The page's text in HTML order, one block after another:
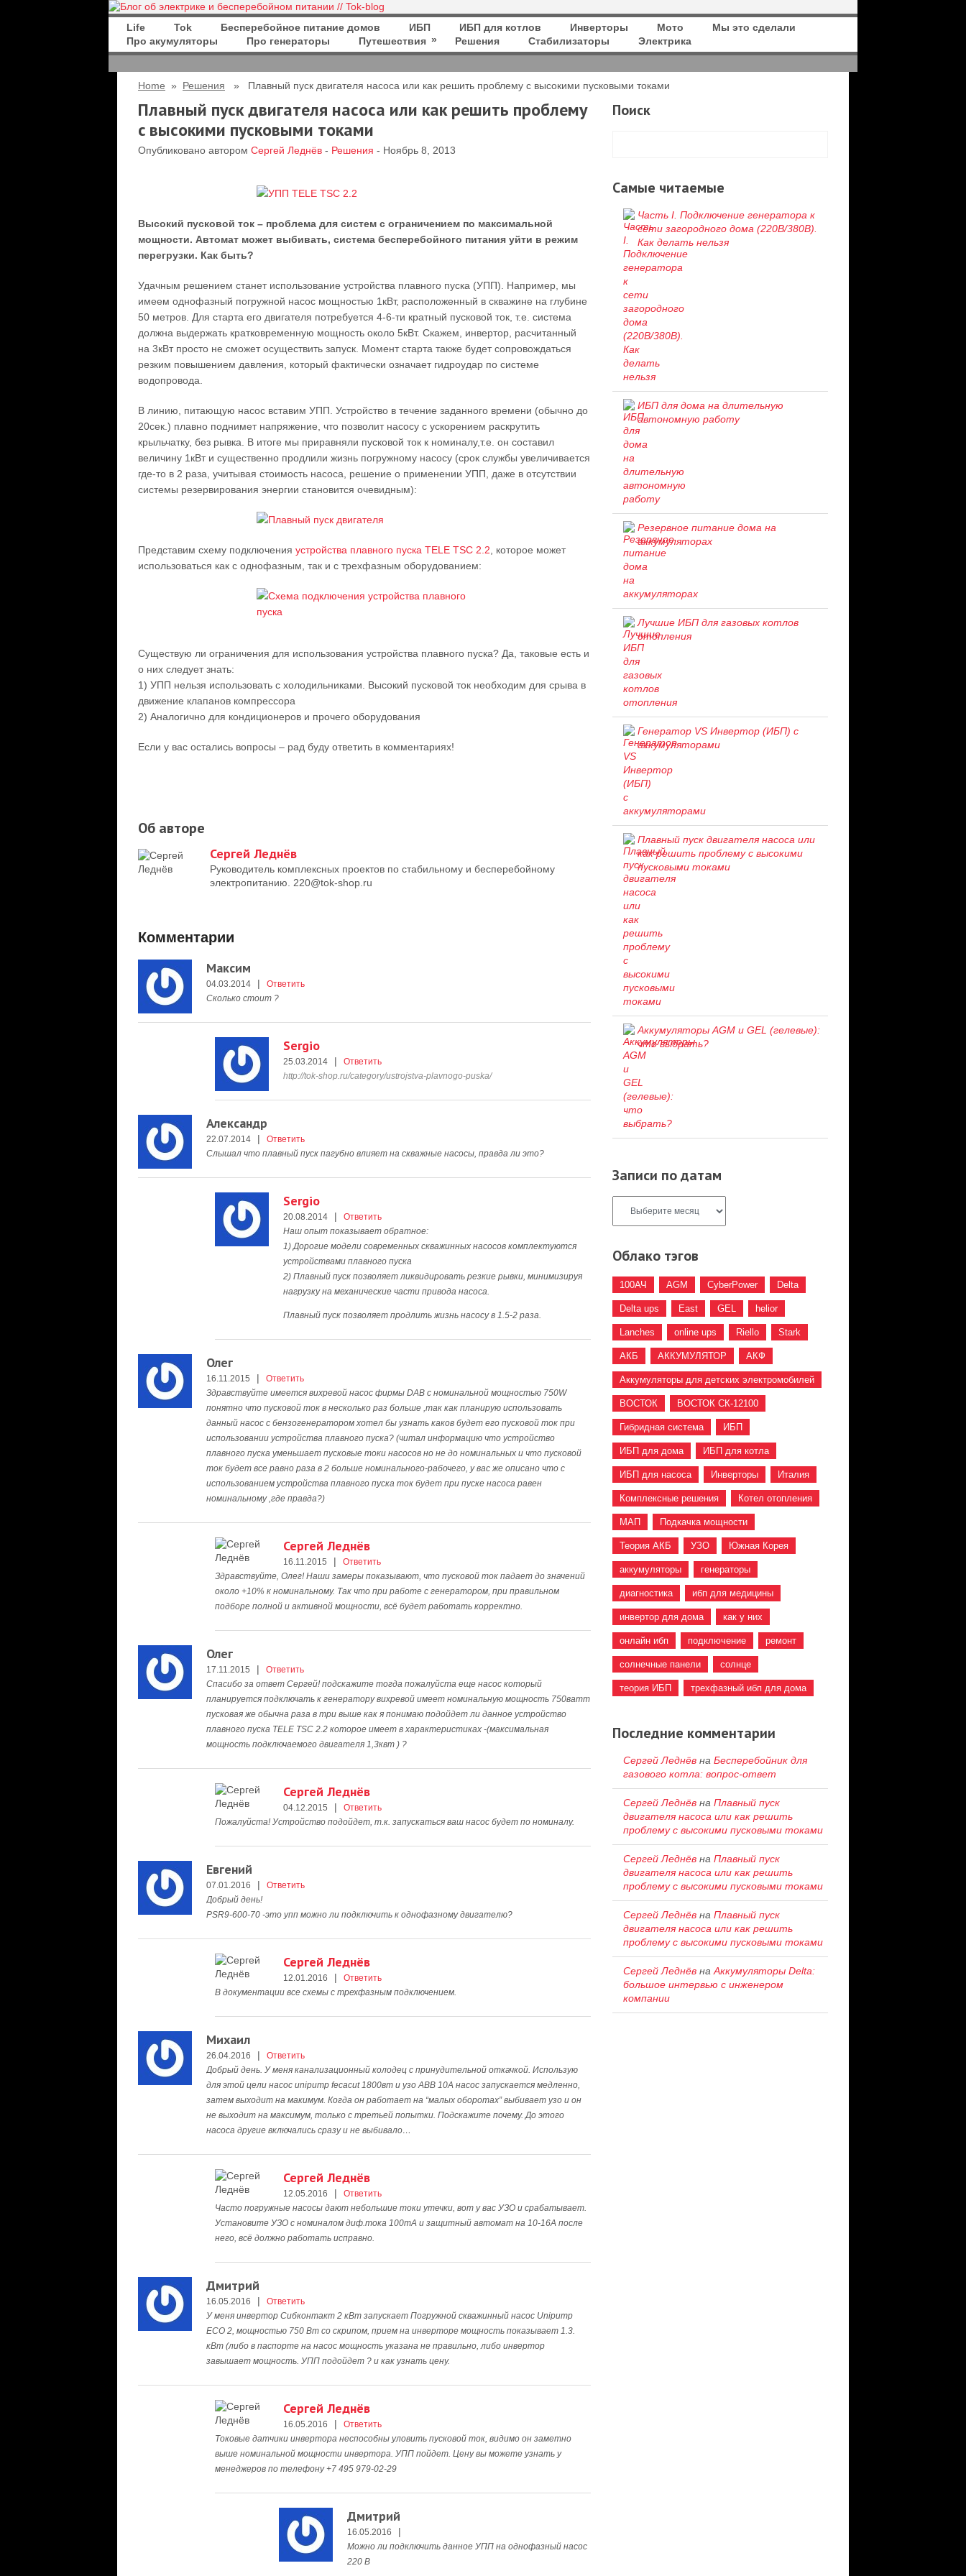
Life Tok Бесперебойное питание домов ИБП ИБП для котлов Инверторы Мото
Мы это сделали
Про акумуляторы
Про генераторы Путешествия » Решения Стабилизаторы Электрика
Home » Решения » Плавный пуск двигателя насоса или как решить проблему c высокими пусковыми токами
Плавный пуск двигателя насоса или как решить проблему
c высокими пусковыми токами
Опубликовано автором Сергей Леднёв - Решения - Ноябрь 8, 2013
Высокий пусковой ток – проблема для систем с ограничением по максимальной
мощности. Автомат может выбивать, система бесперебойного питания уйти в режим
перегрузки. Как быть?
Удачным решением станет использование устройства плавного пуска (УПП). Например, мы
имеем однофазный погружной насос мощностью 1кВт, расположенный в скважине на глубине
50 метров. Для старта его двигателя потребуется 4-6-ти кратный пусковой ток, т.е. система
должна выдержать кратковременную мощность около 5кВт. Скажем, инвертор, расчитанный
на 3кВт просто не сможет осуществить запуск. Момент старта также будет сопровождаться
резким повышением давления, который фактически означает гидроудар по системе
водопровода.
В линию, питающую насос вставим УПП. Устройство в течение заданного времени (обычно до
20сек.) плавно поднимет напряжение, что позволит насосу с ускорением раскрутить
крыльчатку, без рывка. В итоге мы приравняли пусковой ток к номиналу,т.е. он составил
величину 1кВт и существенно продлили жизнь погружному насосу (срок службы увеличивается
где-то в 2 раза, учитывая стоимость насоса, решение о применении УПП, даже в отсутствии
системы резервирования энергии становится очевидным):
Представим схему подключения устройства плавного пуска TELE TSC 2.2 , которое может
использоваться как с однофазным, так и с трехфазным оборудованием:
Существую ли ограничения для использования устройства плавного пуска? Да, таковые есть и
о них следует знать:
1) УПП нельзя использовать с холодильниками. Высокий пусковой ток необходим для срыва в
движение клапанов компрессора
2) Аналогично для кондиционеров и прочего оборудования
Если у вас остались вопросы – рад буду ответить в комментариях!
Об авторе
Сергей Леднёв
Руководитель комплексных проектов по стабильному и бесперебойному
электропитанию. 220@tok-shop.ru
Комментарии
Максим
04.03.2014 |
Ответить
Сколько стоит ?
Sergio
25.03.2014 |
Ответить
http://tok-shop.ru/category/ustrojstva-plavnogo-puska/
Александр
22.07.2014 |
Ответить
Слышал что плавный пуск пагубно влияет на скважные насосы, правда ли это?
Sergio
20.08.2014 |
Ответить
Наш опыт показывает обратное:
1) Дорогие модели современных скважинных насосов комплектуются
устройствами плавного пуска
2) Плавный пуск позволяет ликвидировать резкие рывки, минимизируя
нагрузку на механические части привода насоса.
Плавный пуск позволяет продлить жизнь насосу в 1.5-2 раза.
Олег
16.11.2015 |
Ответить
Здравствуйте имеется вихревой насос фирмы DAB с номинальной мощностью 750W
понятно что пусковой ток в несколько раз больше ,так как планирую использовать
данный насос с бензогенератором хотел бы узнать каков будет его пусковой ток при
использовании устройства плавного пуска? (читал информацию что устройство
плавного пуска уменьшает пусковые токи насосов но не до номинальных и что пусковой
ток будет все равно раза в 2 больше номинального-рабочего, у вас же описано что с
использованием устройства плавного пуска ток будет при пуске насоса равен
номинальному ,где правда?)
Сергей Леднёв
16.11.2015 |
Ответить
Здравствуйте, Олег! Наши замеры показывают, что пусковой ток падает до значений
около +10% к номинальному. Так что при работе с генератором, при правильном
подборе полной и активной мощности, всё будет работать корректно.
Олег
17.11.2015 |
Ответить
Спасибо за ответ Сергей! подскажите тогда пожалуйста еще насос который
планируется подключать к генератору вихревой имеет номинальную мощность 750ватт
пусковая же обычна раза в три выше как я понимаю подойдет ли данное устройство
плавного пуска TELE TSC 2.2 которое имеет в характеристиках -(максимальная
мощность подключаемого двигателя 1,3квт ) ?
Сергей Леднёв
04.12.2015 |
Ответить
Пожалуйста! Устройство подойдет, т.к. запускаться ваш насос будет по номиналу.
Евгений
07.01.2016 |
Ответить
Добрый день!
PSR9-600-70 -это упп можно ли подключить к однофазному двигателю?
Сергей Леднёв
12.01.2016 |
Ответить
В документации все схемы с трехфазным подключением.
Михаил
26.04.2016 |
Ответить
Добрый день. У меня канализационный колодец с принудительной откачкой. Использую
для этой цели насос unipump fecacut 1800вт и узо АВВ 10А насос запускается медленно,
затем выходит на макимум. Когда он работает на “малых оборотах” выбивает узо и он
не выходит на максимум, только с третьей попытки. Подскажите почему. До этого
насоса другие включались сразу и не выбивало…
Сергей Леднёв
12.05.2016 |
Ответить
Часто погружные насосы дают небольшие токи утечки, вот у вас УЗО и срабатывает.
Установите УЗО с номиналом диф.тока 100mA и защитный автомат на 10-16А после
него, всё должно работать исправно.
Дмитрий
16.05.2016 |
Ответить
У меня инвертор Сибконтакт 2 кВт запускает Погружной скважинный насос Unipump
ЕСО 2, мощностью 750 Вт со скрипом, прием на инверторе мощность показывает 1.3.
кВт (либо в паспорте на насос мощность указана не правильно, либо инвертор
завышает мощность. УПП подойдет ? и как узнать цену.
Сергей Леднёв
16.05.2016 |
Ответить
Токовые датчики инвертора неспособны уловить пусковой ток, видимо он заметно
выше номинальной мощности инвертора. УПП пойдет. Цену вы можете узнать у
менеджеров по телефону +7 495 979-02-29
Дмитрий
16.05.2016 |
Можно ли подключить данное УПП на однофазный насос
220 В
Поиск
Самые читаемые
Часть I. Подключение генератора к
сети загородного дома (220В/380В).
Как делать нельзя
ИБП для дома на длительную
автономную работу
Резервное питание дома на
аккумуляторах
Лучшие ИБП для газовых котлов
отопления
Генератор VS Инвертор (ИБП) с
аккумуляторами
Плавный пуск двигателя насоса или
как решить проблему c высокими
пусковыми токами
Аккумуляторы AGM и GEL (гелевые):
что выбрать?
Записи по датам
Облако тэгов
100АЧ AGM CyberPower Delta
Delta ups East GEL helior
Lanches online ups Riello Stark
АКБ АККУМУЛЯТОР АКФ
Аккумуляторы для детских электромобилей
ВОСТОК ВОСТОК СК-12100
Гибридная система ИБП
ИБП для дома ИБП для котла
ИБП для насоса Инверторы Италия
Комплексные решения Котел отопления
МАП Подкачка мощности
Теория АКБ УЗО Южная Корея
аккумуляторы генераторы
диагностика ибп для медицины
инвертор для дома как у них
онлайн ибп подключение ремонт
солнечные панели солнце
теория ИБП трехфазный ибп для дома
Последние комментарии
Сергей Леднёв наБесперебойник для
газового котла: вопрос-ответ
Сергей Леднёв наПлавный пуск
двигателя насоса или как решить
проблему c высокими пусковыми токами
Сергей Леднёв наПлавный пуск
двигателя насоса или как решить
проблему c высокими пусковыми токами
Сергей Леднёв наПлавный пуск
двигателя насоса или как решить
проблему c высокими пусковыми токами
Сергей Леднёв наАккумуляторы Delta:
большое интервью с инженером
компании